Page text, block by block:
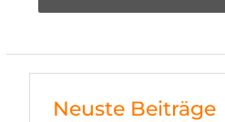
Neuste Beiträge